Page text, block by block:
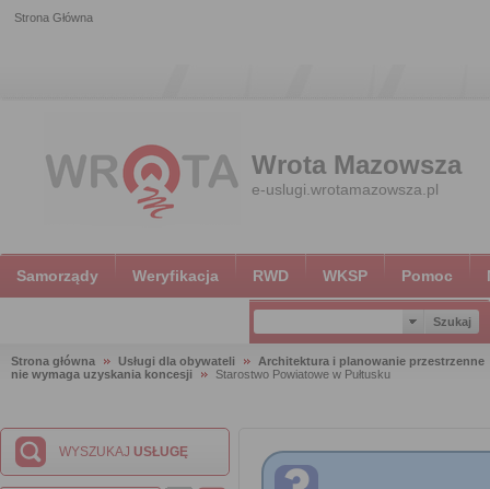
Strona Główna
Wrota Mazowsza
e-uslugi.wrotamazowsza.pl
Samorządy Weryfikacja RWD WKSP Pomoc
Strona główna Usługi dla obywateli
Architektura i planowanie przestrzenne
nie wymaga uzyskania koncesji
Starostwo Powiatowe w Pułtusku
WYSZUKAJ USŁUGĘ